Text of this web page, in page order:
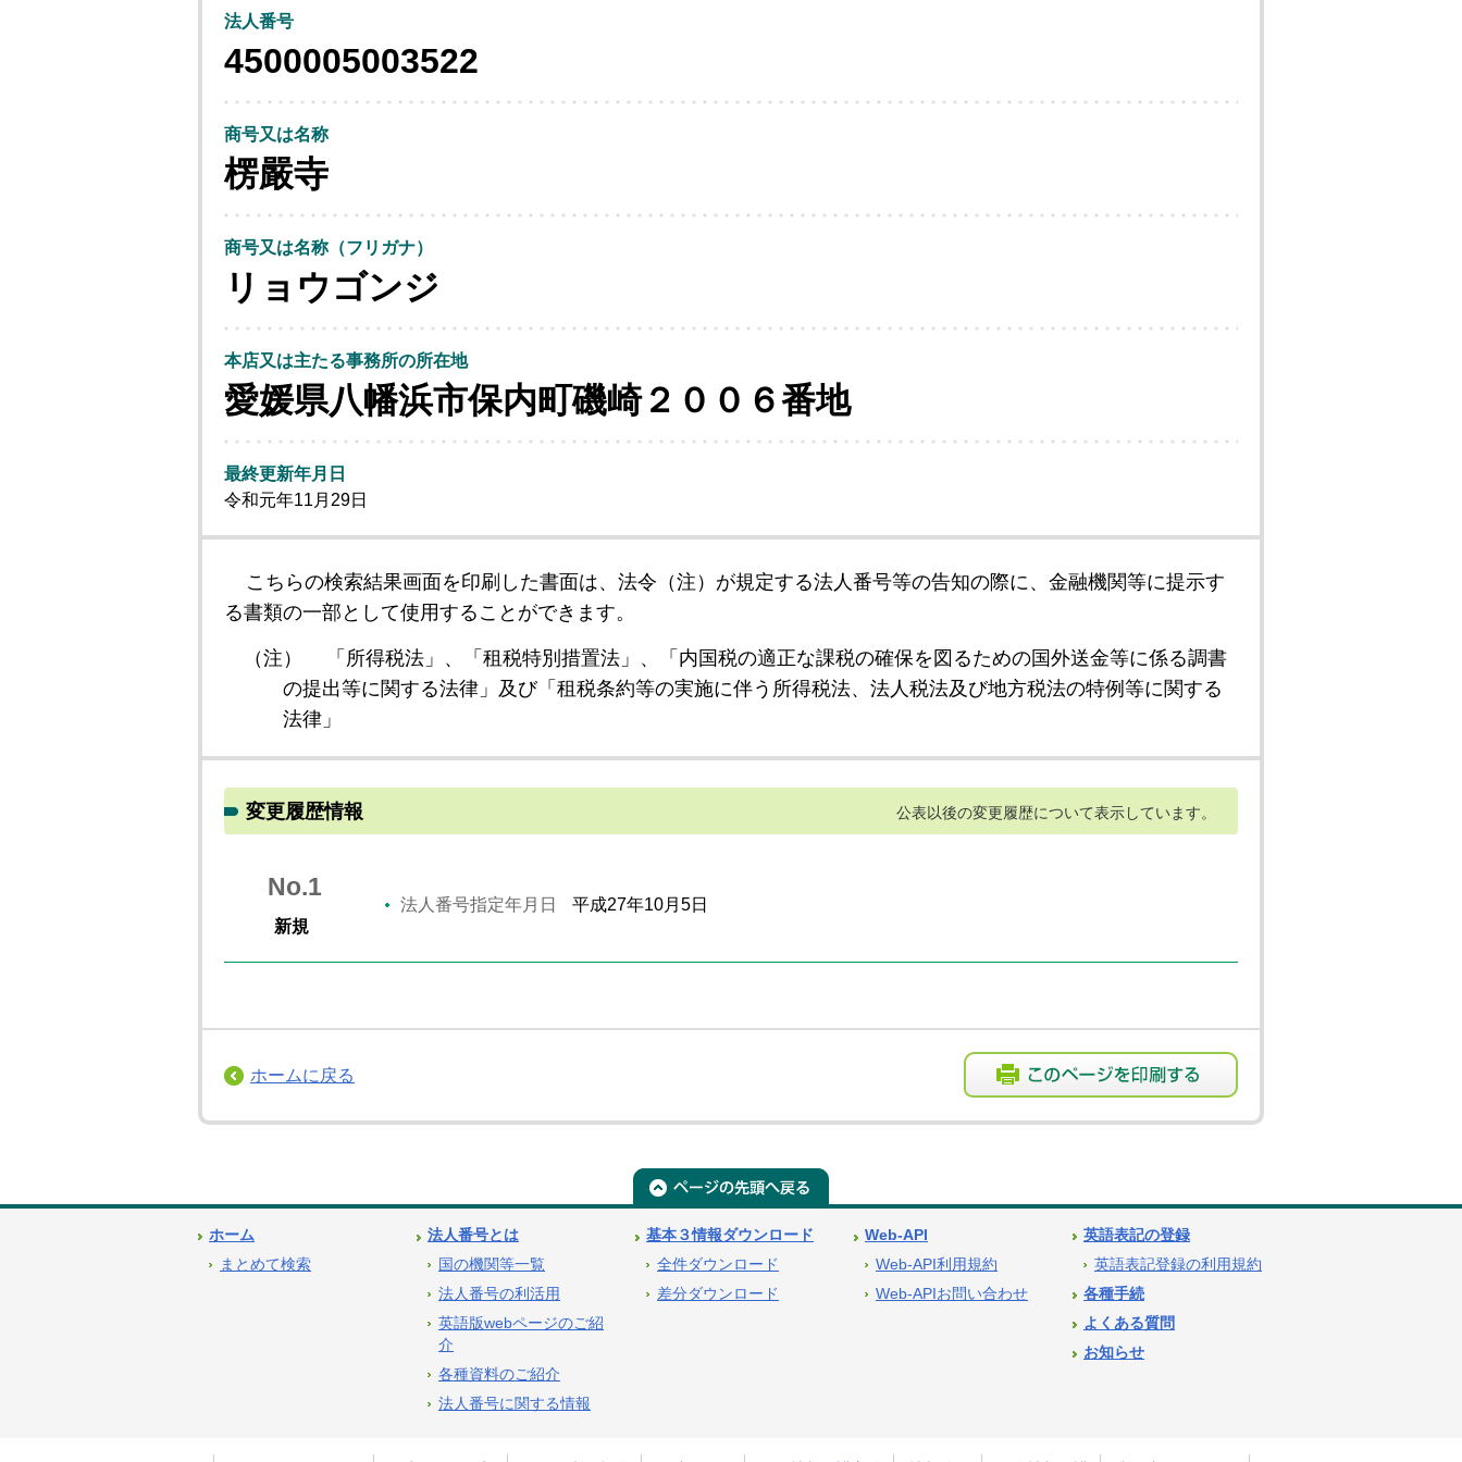
法人番号
4500005003522
商号又は名称
楞嚴寺
商号又は名称（フリガナ）
リョウゴンジ
本店又は主たる事務所の所在地
愛媛県八幡浜市保内町磯崎２００６番地
最終更新年月日
令和元年11月29日
こちらの検索結果画面を印刷した書面は、法令（注）が規定する法人番号等の告知の際に、金融機関等に提示す
る書類の一部として使用することができます。
（注）
「所得税法」、「租税特別措置法」、「内国税の適正な課税の確保を図るための国外送金等に係る調書
の提出等に関する法律」及び「租税条約等の実施に伴う所得税法、法人税法及び地方税法の特例等に関する
法律」
変更履歴情報 公表以後の変更履歴について表示しています。
No.1
新規
法人番号指定年月日 平成27年10月5日
ホームに戻る
ホーム
まとめて検索
法人番号とは
国の機関等一覧
法人番号の利活用
英語版webページのご紹
介
各種資料のご紹介
法人番号に関する情報
基本３情報ダウンロード
全件ダウンロード
差分ダウンロード
Web-API
Web-API利用規約
Web-APIお問い合わせ
英語表記の登録
英語表記登録の利用規約
各種手続
よくある質問
お知らせ